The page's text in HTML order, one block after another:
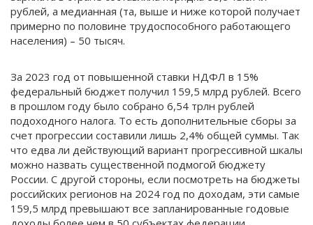
рублей, а медианная (та, выше и ниже которой получает
примерно по половине трудоспособного работающего
населения) – 50 тысяч.
За 2023 год от повышенной ставки НДФЛ в 15%
федеральный бюджет получил 159,5 млрд рублей. Всего
в прошлом году было собрано 6,54 трлн рублей
подоходного налога. То есть дополнительные сборы за
счет прогрессии составили лишь 2,4% общей суммы. Так
что едва ли действующий вариант прогрессивной шкалы
можно назвать существенной подмогой бюджету
России. С другой стороны, если посмотреть на бюджеты
российских регионов на 2024 год по доходам, эти самые
159,5 млрд превышают все запланированные годовые